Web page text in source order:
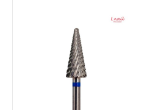
14,6 мм. Предназначена
для максимально
быстрого и мощного
снятия геля, акрила и
плотных покрытий.